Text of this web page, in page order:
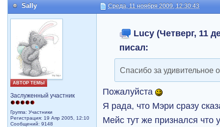
Sally Среда, 11 ноября 2009, 12:30:43
АВТОР ТЕМЫ
Заслуженный участник
Группа: Участники
Регистрация: 19 Апр 2005, 12:10
Сообщений: 9148
Lucy (Четверг, 11
писал:
Спасибо за удивительное
Пожалуйста
Я рада, что Мэри сразу
Мейс тут же признался что